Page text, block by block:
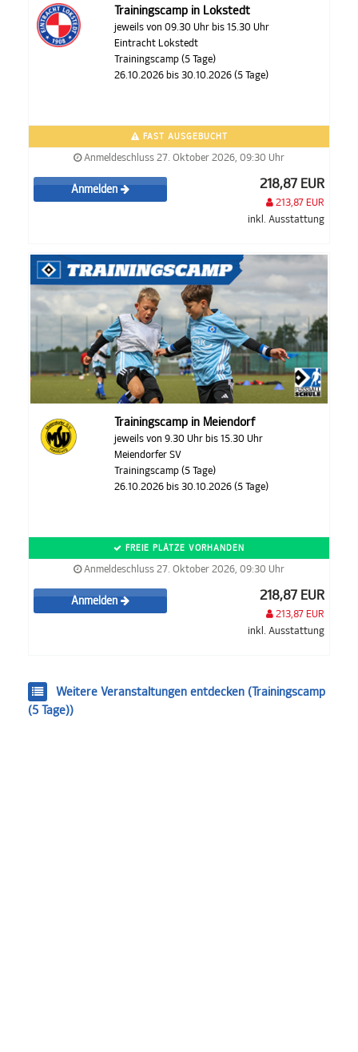
Trainingscamp in Lokstedt
jeweils von 09.30 Uhr bis 15.30 Uhr
Eintracht Lokstedt
Trainingscamp (5 Tage)
26.10.2026 bis 30.10.2026 (5 Tage)
FAST AUSGEBUCHT
Anmeldeschluss 27. Oktober 2026, 09:30 Uhr
Anmelden 218,87 EUR
213,87 EUR
inkl. Ausstattung
Trainingscamp in Meiendorf
jeweils von 9.30 Uhr bis 15.30 Uhr
Meiendorfer SV
Trainingscamp (5 Tage)
26.10.2026 bis 30.10.2026 (5 Tage)
FREIE PLÄTZE VORHANDEN
Anmeldeschluss 27. Oktober 2026, 09:30 Uhr
Anmelden 218,87 EUR
213,87 EUR
inkl. Ausstattung
Weitere Veranstaltungen entdecken (Trainingscamp
(5 Tage))